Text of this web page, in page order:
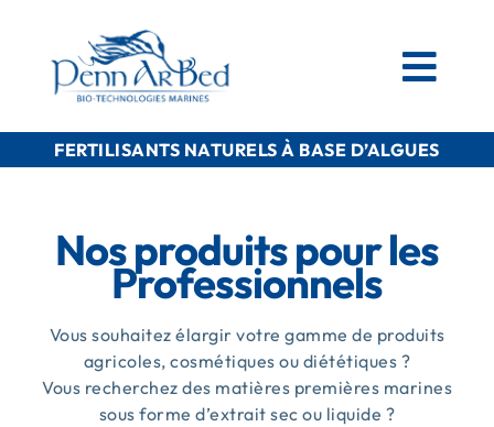
contenu
AGRICOLE
ESPACES VERTS
NOS PRODUITS
FERTILISANTS NATURELS À BASE D’ALGUES
Nos produits pour les
Professionnels
Vous souhaitez élargir votre gamme de produits
agricoles, cosmétiques ou diététiques ?
Vous recherchez des matières premières marines
sous forme d’extrait sec ou liquide ?